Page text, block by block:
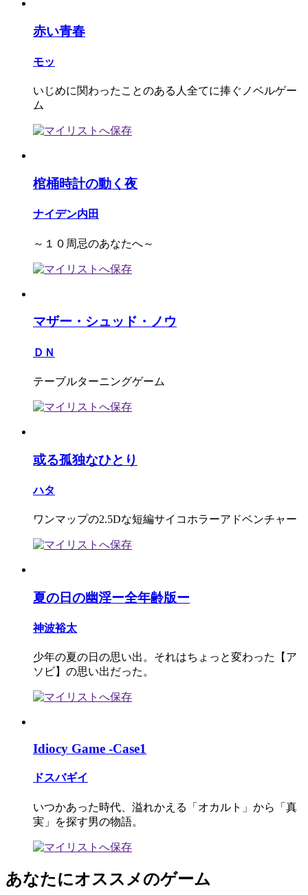
赤い青春
モッ
いじめに関わったことのある人全てに捧ぐノベルゲー
ム
棺桶時計の動く夜
ナイデン内田
～１０周忌のあなたへ～
マザー・シュッド・ノウ
ＤＮ
テーブルターニングゲーム
或る孤独なひとり
ハタ
ワンマップの2.5Dな短編サイコホラーアドベンチャー
夏の日の幽淫ー全年齢版ー
神波裕太
少年の夏の日の思い出。それはちょっと変わった【ア
ソビ】の思い出だった。
Idiocy Game -Case1
ドスバギイ
いつかあった時代、溢れかえる「オカルト」から「真
実」を探す男の物語。
あなたにオススメのゲーム